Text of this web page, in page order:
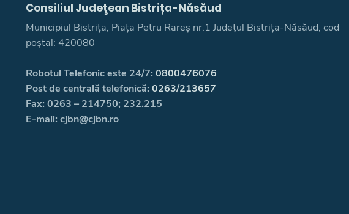
Consiliul Judeţean Bistrița-Năsăud
Municipiul Bistrița, Piața Petru Rareș nr.1 Județul Bistrița-Năsăud, cod
poștal: 420080
Robotul Telefonic este 24/7: 0800476076
Post de centrală telefonică: 0263/213657
Fax: 0263 – 214750; 232.215
E-mail: cjbn@cjbn.ro